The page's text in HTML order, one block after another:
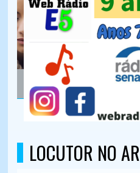
LOCUTOR NO AR